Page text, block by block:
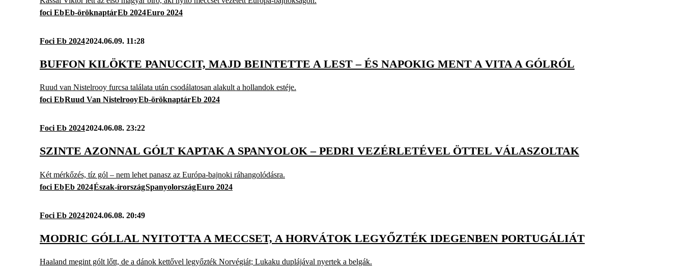
foci EbEb-öröknaptárEb 2024Euro 2024
Foci Eb 20242024.06.09. 11:28
BUFFON KILÖKTE PANUCCIT, MAJD BEINTETTE A LEST – ÉS NAPOKIG MENT A VITA A GÓLRÓL
Ruud van Nistelrooy furcsa találata után csodálatosan alakult a hollandok estéje.
foci EbRuud Van NistelrooyEb-öröknaptárEb 2024
Foci Eb 20242024.06.08. 23:22
SZINTE AZONNAL GÓLT KAPTAK A SPANYOLOK – PEDRI VEZÉRLETÉVEL ÖTTEL VÁLASZOLTAK
Két mérkőzés, tíz gól – nem lehet panasz az Európa-bajnoki ráhangolódásra.
foci EbEb 2024Észak-írországSpanyolországEuro 2024
Foci Eb 20242024.06.08. 20:49
MODRIC GÓLLAL NYITOTTA A MECCSET, A HORVÁTOK LEGYŐZTÉK IDEGENBEN PORTUGÁLIÁT
Haaland megint gólt lőtt, de a dánok kettővel legyőzték Norvégiát; Lukaku duplájával nyertek a belgák.